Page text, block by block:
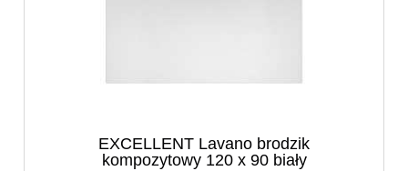
EXCELLENT Lavano brodzik
kompozytowy 120 x 90 biały